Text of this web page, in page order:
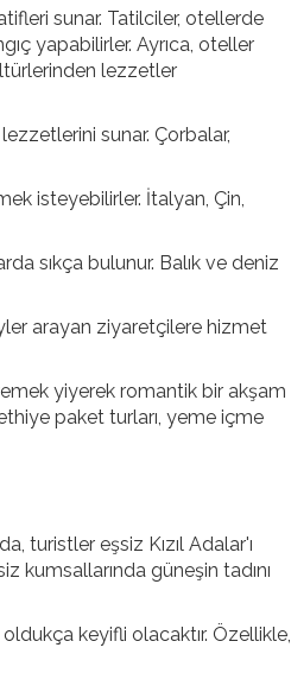
sunar. Tatilciler, otellerde
yapabilirler. Ayrıca, oteller
lezzetler
sunar. Çorbalar,
isteyebilirler. İtalyan, Çin,
sıkça bulunur. Balık ve deniz
arayan ziyaretçilere hizmet
yiyerek romantik bir akşam
paket turları, yeme içme
turistler eşsiz Kızıl Adalar'ı
kumsallarında güneşin tadını
keyifli olacaktır. Özellikle,